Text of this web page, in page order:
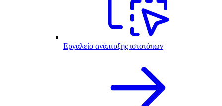
Εργαλείο ανάπτυξης ιστοτόπων